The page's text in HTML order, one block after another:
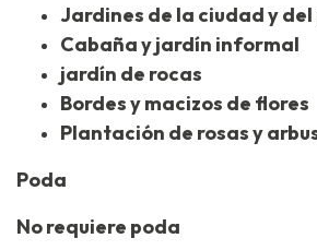
Jardines de la ciudad y
Cabaña y jardín informal
jardín de rocas
Bordes y macizos de flores
Plantación de rosas y
Poda
No requiere poda